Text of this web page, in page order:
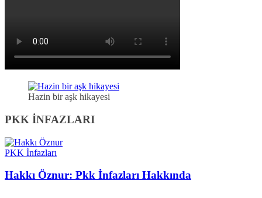
Hazin bir aşk hikayesi
PKK İNFAZLARI
PKK İnfazları
Hakkı Öznur: Pkk İnfazları Hakkında